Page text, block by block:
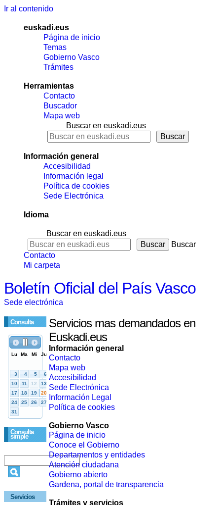
Ir al contenido
euskadi.eus
Página de inicio
Temas
Gobierno Vasco
Trámites
Herramientas
Contacto
Buscador
Mapa web
Buscar en euskadi.eus
Información general
Accesibilidad
Información legal
Política de cookies
Sede Electrónica
Idioma
Buscar en euskadi.eus
Buscar
Contacto
Mi carpeta
Boletín Oficial del País Vasco
Sede electrónica
Consulta
Consulta
simple
Servicios
Servicios mas demandados en
Euskadi.eus
Información general
Contacto
Mapa web
Accesibilidad
Sede Electrónica
Información Legal
Política de cookies
Gobierno Vasco
Página de inicio
Conoce el Gobierno
Departamentos y entidades
Atención ciudadana
Gobierno abierto
Gardena, portal de transparencia
Trámites y servicios